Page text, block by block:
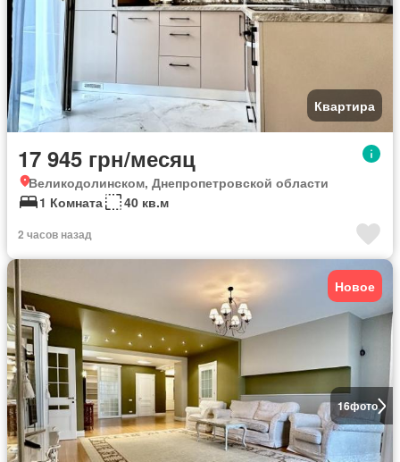
Квартира
17 945 грн/месяц
Великодолинском, Днепропетровской области
1 Комната
40 кв.м
2 часов назад
16фото
Новое